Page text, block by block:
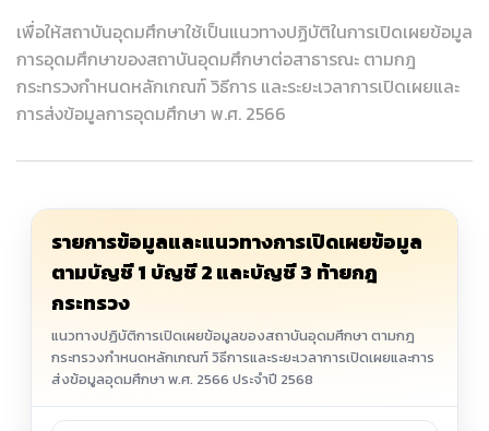
เพื่อให้สถาบันอุดมศึกษาใช้เป็นแนวทางปฏิบัติในการเปิดเผยข้อมูล
การอุดมศึกษาของสถาบันอุดมศึกษาต่อสาธารณะ ตามกฎ
กระทรวงกำหนดหลักเกณฑ์ วิธีการ และระยะเวลาการเปิดเผยและ
การส่งข้อมูลการอุดมศึกษา พ.ศ. 2566
รายการข้อมูลและแนวทางการเปิดเผยข้อมูล
ตามบัญชี 1 บัญชี 2 และบัญชี 3 ท้ายกฎ
กระทรวง
แนวทางปฏิบัติการเปิดเผยข้อมูลของสถาบันอุดมศึกษา ตามกฎ
กระทรวงกำหนดหลักเกณฑ์ วิธีการและระยะเวลาการเปิดเผยและการ
ส่งข้อมูลอุดมศึกษา พ.ศ. 2566 ประจำปี 2568